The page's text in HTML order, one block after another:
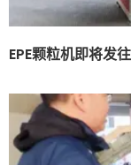
EPE颗粒机即将发